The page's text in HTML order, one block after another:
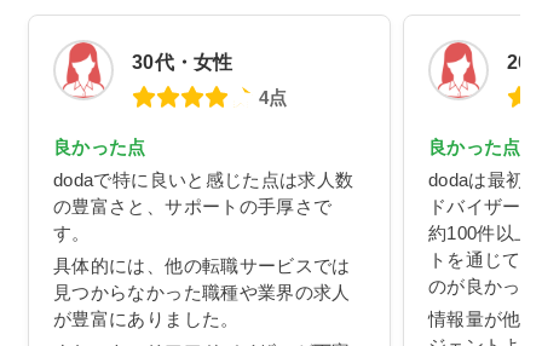
30代・女性
4点
良かった点
dodaで特に良いと感じた点は求人数
の豊富さと、サポートの手厚さで
す。
具体的には、他の転職サービスでは
見つからなかった職種や業界の求人
が豊富にありました。
20
良かった点
dodaは最初
ドバイザー
約100件以上
トを通じて
のが良かっ
情報量が他